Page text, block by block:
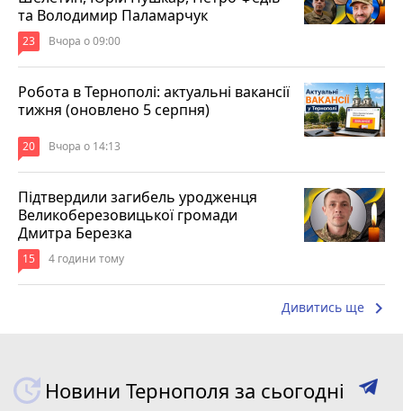
та Володимир Паламарчук
23 Вчора о 09:00
Робота в Тернополі: актуальні вакансії
тижня (оновлено 5 серпня)
20 Вчора о 14:13
Підтвердили загибель уродженця
Великоберезовицької громади
Дмитра Березка
15 4 години тому
Дивитись ще keyboard_arrow_right
Новини Тернополя за сьогодні